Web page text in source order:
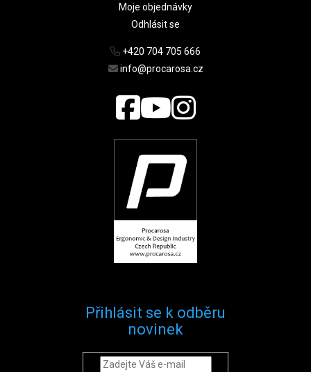
Moje objednávky
Odhlásit se
+420 704 705 666
info@procarosa.cz
Přihlásit se k odběru
novinek